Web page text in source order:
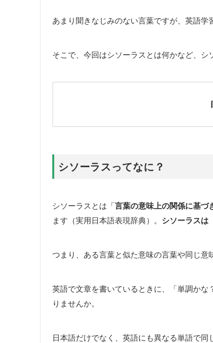
あまり聞きなじみのない言葉ですが、英語学
そこで、今回はシソーラスとは何かなど、シ
シソーラスってなに？
シソーラスとは「言葉の意味上の関係に基づ
ます（実用日本語表現辞典）。 シソーラスは
つまり、ある言葉と似た意味の言葉や同じ意
英語で文章を書いているときに、「単調か
りませんか。
日本語だけでなく、英語にも異なる単語で同